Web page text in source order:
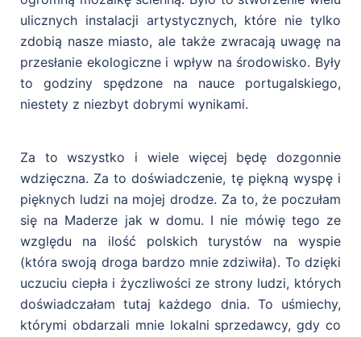
ulicznych instalacji artystycznych, które nie tylko
zdobią nasze miasto, ale także zwracają uwagę na
przesłanie ekologiczne i wpływ na środowisko. Były
to godziny spędzone na nauce portugalskiego,
niestety z niezbyt dobrymi wynikami.
Za to wszystko i wiele więcej będę dozgonnie
wdzięczna. Za to doświadczenie, tę piękną wyspę i
pięknych ludzi na mojej drodze. Za to, że poczułam
się na Maderze jak w domu. I nie mówię tego ze
względu na ilość polskich turystów na wyspie
(która swoją droga bardzo mnie zdziwiła). To dzięki
uczuciu ciepła i życzliwości ze strony ludzi, których
doświadczałam tutaj każdego dnia. To uśmiechy,
którymi obdarzali mnie lokalni sprzedawcy, gdy co